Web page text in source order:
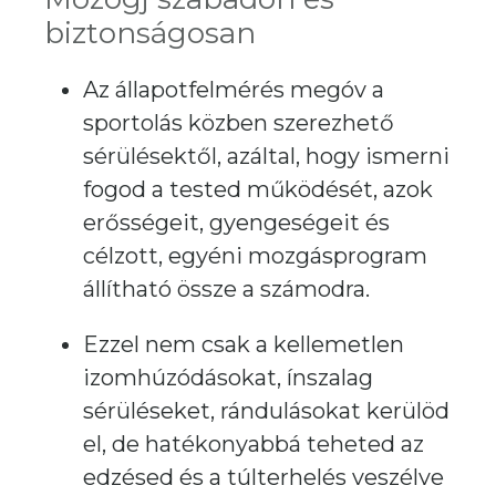
biztonságosan
Az állapotfelmérés megóv a
sportolás közben szerezhető
sérülésektől, azáltal, hogy ismerni
fogod a tested működését, azok
erősségeit, gyengeségeit és
célzott, egyéni mozgásprogram
állítható össze a számodra.
Ezzel nem csak a kellemetlen
izomhúzódásokat, ínszalag
sérüléseket, rándulásokat kerülöd
el, de hatékonyabbá teheted az
edzésed és a túlterhelés veszélye